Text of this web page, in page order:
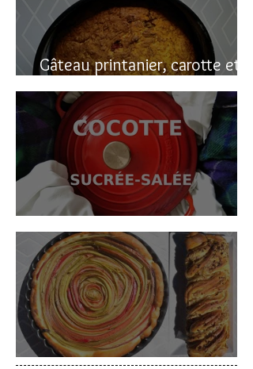
Gâteau printanier, carotte et
rhubarbe
Cocotte sucrée-salée